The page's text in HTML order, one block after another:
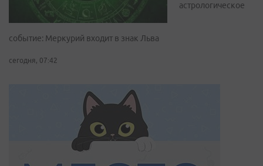
астрологическое
событие: Меркурий входит в знак Льва
сегодня, 07:42